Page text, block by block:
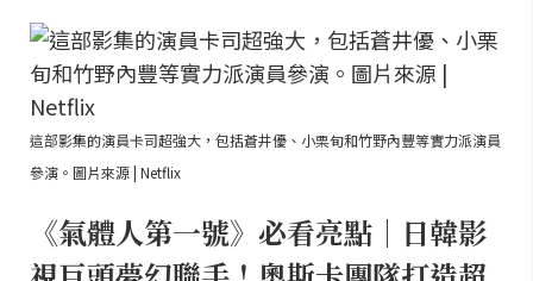
這部影集的演員卡司超強大，包括蒼井優、小栗旬和竹野內豐等實力派演員
參演。圖片來源 | Netflix
《氣體人第一號》必看亮點｜日韓影